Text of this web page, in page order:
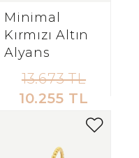
Minimal
Kırmızı Altın
Alyans
13.673 TL
10.255 TL